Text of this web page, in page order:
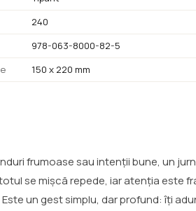
240
978-063-8000-82-5
150 x 220 mm
frumoase sau intenții bune, un
se mișcă repede, iar atenția este
un gest simplu, dar profund: îți